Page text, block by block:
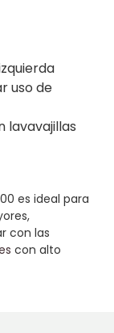
uso de
lavavajillas
es ideal para
con las
con alto